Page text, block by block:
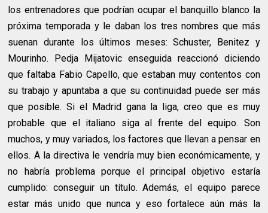
los entrenadores que podrían ocupar el banquillo blanco la
próxima temporada y le daban los tres nombres que más
suenan durante los últimos meses: Schuster, Benitez y
Mourinho. Pedja Mijatovic enseguida reaccionó diciendo
que faltaba Fabio Capello, que estaban muy contentos con
su trabajo y apuntaba a que su continuidad puede ser más
que posible. Si el Madrid gana la liga, creo que es muy
probable que el italiano siga al frente del equipo. Son
muchos, y muy variados, los factores que llevan a pensar en
ellos. A la directiva le vendría muy bien económicamente, y
no habría problema porque el principal objetivo estaría
cumplido: conseguir un título. Además, el equipo parece
estar más unido que nunca y eso fortalece aún más la